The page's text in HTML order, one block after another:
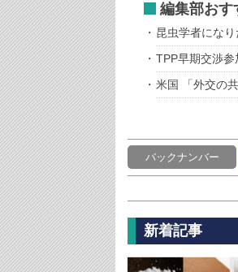
編集部おす
昆虫学者にな
TPP早期交渉
米国 「外交の
バックナンバー
新着記事